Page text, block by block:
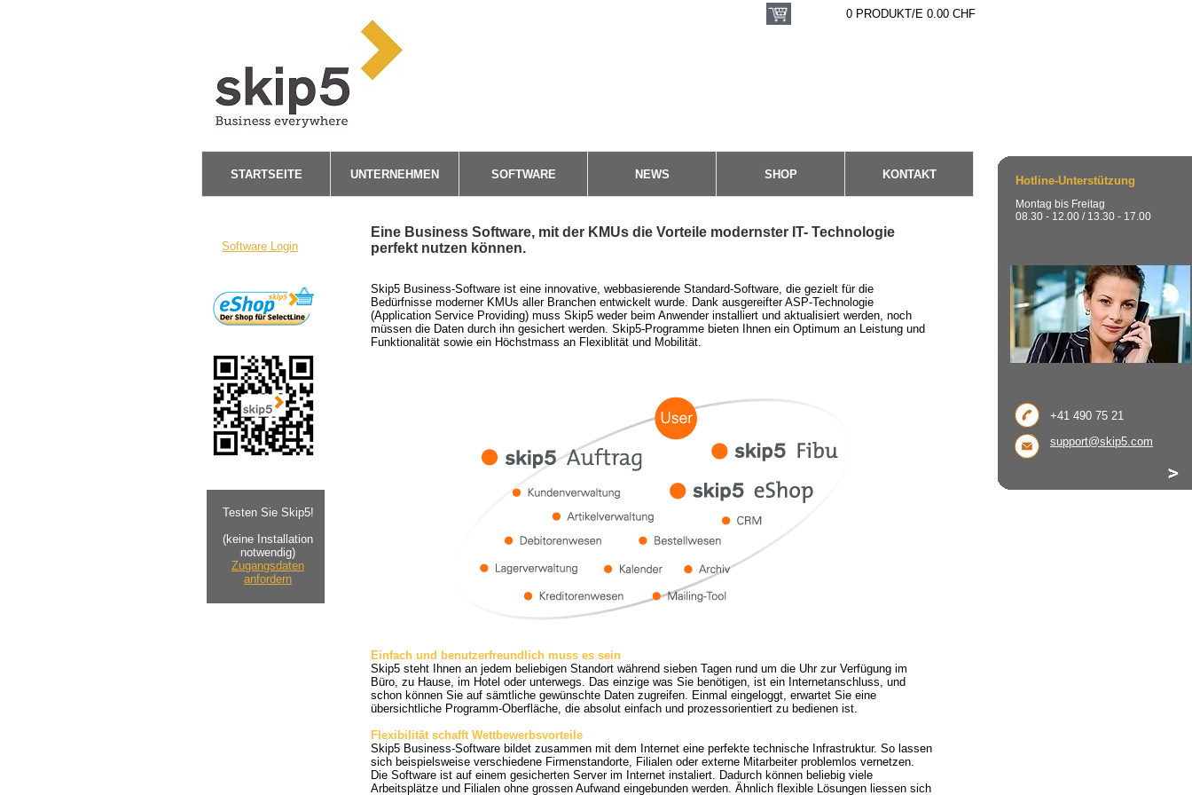
Hotline-Unterstützung
Montag bis Freitag
08.30 - 12.00 / 13.30 - 17.00
+41 490 75 21
support@skip5.com
0 PRODUKT/E 0.00 CHF
STARTSEITE UNTERNEHMEN SOFTWARE NEWS SHOP KONTAKT
Software Login
Testen Sie Skip5!
(keine Installation
notwendig)
Zugangsdaten
anfordern
Eine Business Software, mit der KMUs die Vorteile modernster IT- Technologie
perfekt nutzen können.
Skip5 Business-Software ist eine innovative, webbasierende Standard-Software, die gezielt für die
Bedürfnisse moderner KMUs aller Branchen entwickelt wurde. Dank ausgereifter ASP-Technologie
(Application Service Providing) muss Skip5 weder beim Anwender installiert und aktualisiert werden, noch
müssen die Daten durch ihn gesichert werden. Skip5-Programme bieten Ihnen ein Optimum an Leistung und
Funktionalität sowie ein Höchstmass an Flexiblität und Mobilität.
Einfach und benutzerfreundlich muss es sein
Skip5 steht Ihnen an jedem beliebigen Standort während sieben Tagen rund um die Uhr zur Verfügung im
Büro, zu Hause, im Hotel oder unterwegs. Das einzige was Sie benötigen, ist ein Internetanschluss, und
schon können Sie auf sämtliche gewünschte Daten zugreifen. Einmal eingeloggt, erwartet Sie eine
übersichtliche Programm-Oberfläche, die absolut einfach und prozessorientiert zu bedienen ist.
Flexibilität schafft Wettbewerbsvorteile
Skip5 Business-Software bildet zusammen mit dem Internet eine perfekte technische Infrastruktur. So lassen
sich beispielsweise verschiedene Firmenstandorte, Filialen oder externe Mitarbeiter problemlos vernetzen.
Die Software ist auf einem gesicherten Server im Internet instaliert. Dadurch können beliebig viele
Arbeitsplätze und Filialen ohne grossen Aufwand eingebunden werden. Ähnlich flexible Lösungen liessen sich